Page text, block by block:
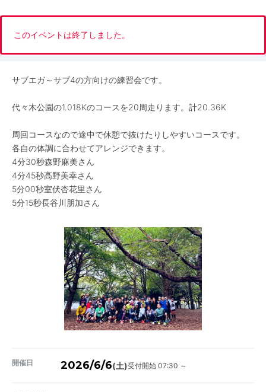
このイベントは終了しました。
サブエガ～サブ4の方向けの練習会です。
代々木公園の1.018Kのコースを20周走ります。計20.36K
周回コースなので途中で休憩で抜けたりしやすいコースです。
各自の体調に合わせてアレンジできます。
4分30秒森野麻美さん
4分45秒高野美幸さん
5分00秒室伏杏花里さん
5分15秒長谷川朋加さん
開催日 2026/6/6(土)受付開始 07:30 ～